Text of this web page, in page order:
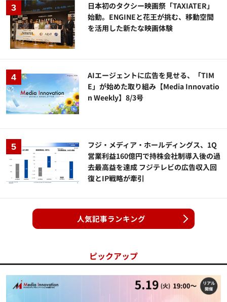
日本初のタクシー映画祭「TAXIATER」
始動。ENGINEと花王が挑む、移動空間
を活用した新たな映画体験
AIエージェントに広告を見せる、「TIM
E」が始めた取り組み【Media Innovatio
n Weekly】8/3号
フジ・メディア・ホールディングス、1Q
営業利益160億円で持株会社制導入後の過
去最高益を達成 フジテレビの広告収入回
復とIP戦略が牽引
人気記事ランキング
ピックアップ